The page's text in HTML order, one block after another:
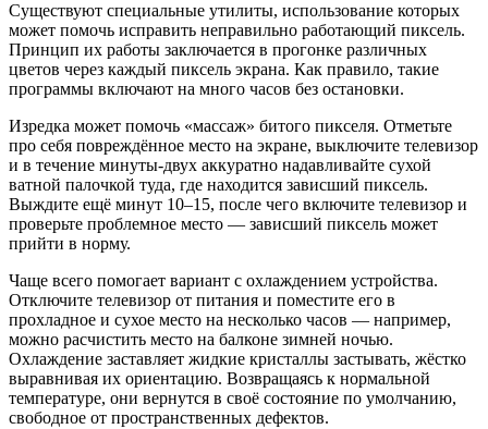
Существуют специальные утилиты, использование которых
может помочь исправить неправильно работающий пиксель.
Принцип их работы заключается в прогонке различных
цветов через каждый пиксель экрана. Как правило, такие
программы включают на много часов без остановки.
Изредка может помочь «массаж» битого пикселя. Отметьте
про себя повреждённое место на экране, выключите телевизор
и в течение минуты-двух аккуратно надавливайте сухой
ватной палочкой туда, где находится зависший пиксель.
Выждите ещё минут 10–15, после чего включите телевизор и
проверьте проблемное место — зависший пиксель может
прийти в норму.
Чаще всего помогает вариант с охлаждением устройства.
Отключите телевизор от питания и поместите его в
прохладное и сухое место на несколько часов — например,
можно расчистить место на балконе зимней ночью.
Охлаждение заставляет жидкие кристаллы застывать, жёстко
выравнивая их ориентацию. Возвращаясь к нормальной
температуре, они вернутся в своё состояние по умолчанию,
свободное от пространственных дефектов.